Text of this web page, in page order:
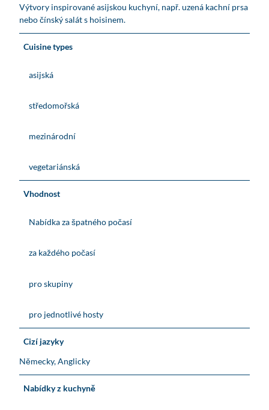
Výtvory inspirované asijskou kuchyní, např. uzená kachní prsa
nebo čínský salát s hoisinem.
Cuisine types
asijská
středomořská
mezinárodní
vegetariánská
Vhodnost
Nabídka za špatného počasí
za každého počasí
pro skupiny
pro jednotlivé hosty
Cizí jazyky
Německy, Anglicky
Nabídky z kuchyně